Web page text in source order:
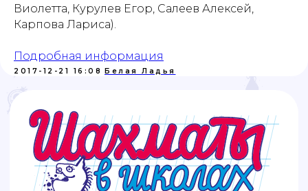
Виолетта, Курулев Егор, Салеев Алексей,
Карпова Лариса).
Подробная информация
2017-12-21 16:08 Белая Ладья